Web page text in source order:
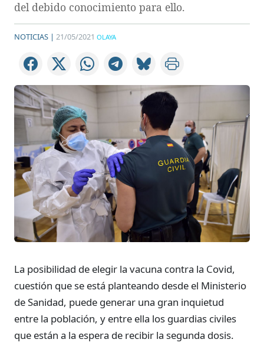
del debido conocimiento para ello.
NOTICIAS | 21/05/2021 OLAYA
La posibilidad de elegir la vacuna contra la Covid,
cuestión que se está planteando desde el Ministerio
de Sanidad, puede generar una gran inquietud
entre la población, y entre ella los guardias civiles
que están a la espera de recibir la segunda dosis.